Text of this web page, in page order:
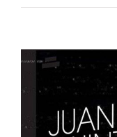
Larger